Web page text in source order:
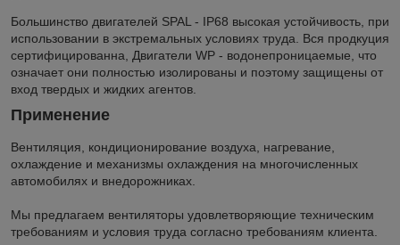
Большинство двигателей SPAL - IP68 высокая устойчивость, при
использовании в экстремальных условиях труда. Вся продкуция
сертифицированна, Двигатели WP - водонепроницаемые, что
означает они полностью изолированы и поэтому защищены от
вход твердых и жидких агентов.
Применение
Вентиляция, кондиционирование воздуха, нагревание,
охлаждение и механизмы охлаждения на многочисленных
автомобилях и внедорожниках.
Мы предлагаем вентиляторы удовлетворяющие техническим
требованиям и условия труда согласно требованиям клиента.